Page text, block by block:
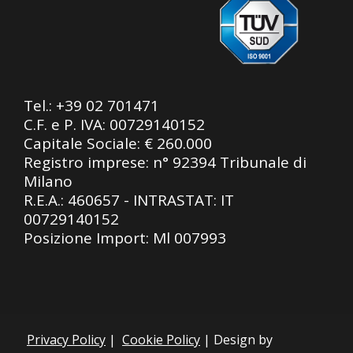
Tel.: +39 02 701471
C.F. e P. IVA: 00729140152
Capitale Sociale: € 260.000
Registro imprese: n° 92394 Tribunale di
Milano
R.E.A.: 460657 - INTRASTAT: IT
00729140152
Posizione Import: Ml 007993
Privacy Policy | Cookie Policy | Design by